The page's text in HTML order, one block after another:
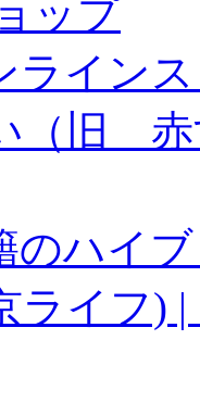
ップ
ライン
（旧 赤
のハイ
ライフ)